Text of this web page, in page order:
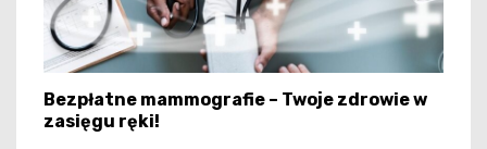
Bezpłatne mammografie – Twoje zdrowie w
zasięgu ręki!